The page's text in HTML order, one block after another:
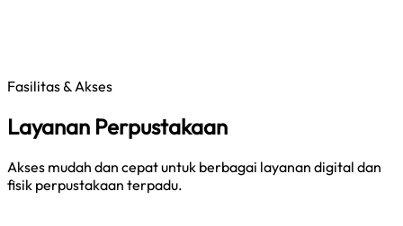
Fasilitas & Akses
Layanan Perpustakaan
Akses mudah dan cepat untuk berbagai layanan digital dan
fisik perpustakaan terpadu.